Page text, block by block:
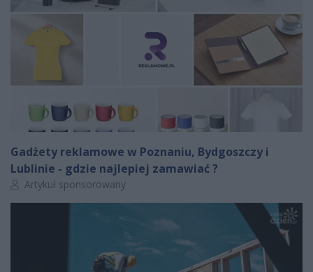
Gadżety reklamowe w Poznaniu, Bydgoszczy i
Lublinie - gdzie najlepiej zamawiać ?
Autor artykułu:
Artykuł sponsorowany